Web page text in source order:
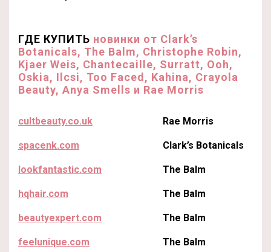
ГДЕ КУПИТЬ новинки от Clark’s
Botanicals, The Balm, Christophe Robin,
Kjaer Weis, Chantecaille, Surratt, Ooh,
Oskia, Ilcsi, Too Faced, Kahina, Crayola
Beauty, Anya Smells и Rae Morris
cultbeauty.co.uk Rae Morris
spacenk.com Clark’s Botanicals
lookfantastic.com The Balm
hqhair.com The Balm
beautyexpert.com The Balm
feelunique.com The Balm